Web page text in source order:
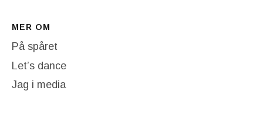
MER OM
På spåret
Let’s dance
Jag i media